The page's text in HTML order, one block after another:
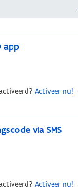
app
Activeer nu!
via SMS
Activeer nu!